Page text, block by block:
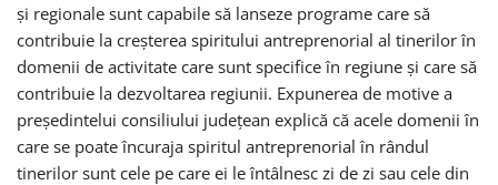
și regionale sunt capabile să lanseze programe care să
contribuie la creșterea spiritului antreprenorial al tinerilor în
domenii de activitate care sunt specifice în regiune și care să
contribuie la dezvoltarea regiunii. Expunerea de motive a
președintelui consiliului județean explică că acele domenii în
care se poate încuraja spiritul antreprenorial în rândul
tinerilor sunt cele pe care ei le întâlnesc zi de zi sau cele din